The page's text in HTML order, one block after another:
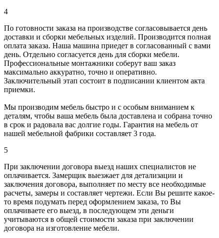
4
По готовности заказа на производстве согласовывается день
доставки и сборки мебельных изделий. Производится полная
оплата заказа. Наша машина приедет в согласованный с вами
день. Отдельно согласуется день для сборки мебели.
Профессиональные монтажники соберут ваш заказ
максимально аккуратно, точно и оперативно.
Заключительный этап состоит в подписании клиентом акта
приемки.
Мы производим мебель быстро и с особым вниманием к
деталям, чтобы ваша мебель была доставлена и собрана точно
в срок и радовала вас долгие годы. Гарантия на мебель от
нашей мебельной фабрики составляет 3 года.
5
При заключении договора выезд наших специалистов не
оплачивается. Замерщик выезжает для детализации и
заключения договора, выполняет по месту все необходимые
расчеты, замеры и составляет чертежи. Если Вы решите какое-
то время подумать перед оформлением заказа, то Вы
оплачиваете его выезд, в последующем эти деньги
учитываются в общей стоимости заказа при заключении
договора на изготовление мебели.